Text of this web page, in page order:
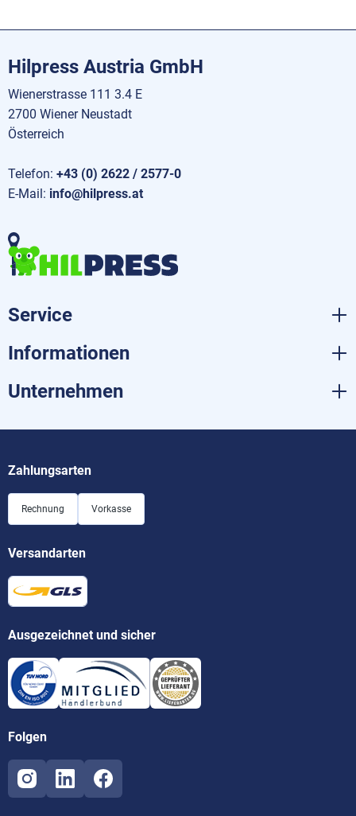
Hilpress Austria GmbH
Wienerstrasse 111 3.4 E
2700 Wiener Neustadt
Österreich
Telefon: +43 (0) 2622 / 2577-0
E-Mail: info@hilpress.at
Service
Informationen
Unternehmen
Zahlungsarten
Rechnung Vorkasse
Versandarten
Ausgezeichnet und sicher
Folgen